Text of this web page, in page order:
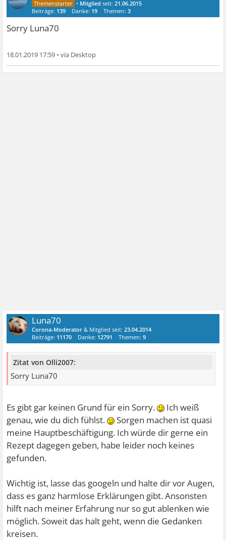
• Mitglied seit:21.06.2015
Beiträge: 139 Danke: 19 Themen:3
Sorry Luna70
18.01.2019 17:59 •
Luna70
Corona-Moderator & Mitglied seit:23.04.2014
Beiträge: 11170 Danke: 12791 Themen:9
Zitat von Olli2007:
Sorry Luna70
Es gibt gar keinen Grund für ein Sorry.
Ich weiß
genau, wie du dich fühlst.
Sorgen machen ist quasi
meine Hauptbeschäftigung. Ich würde dir gerne ein
Rezept dagegen geben, habe leider noch keines
gefunden.
Wichtig ist, lasse das googeln und halte dir vor Augen,
dass es ganz harmlose Erklärungen gibt. Ansonsten
hilft nach meiner Erfahrung nur so gut ablenken wie
möglich. Soweit das halt geht, wenn die Gedanken
kreisen.